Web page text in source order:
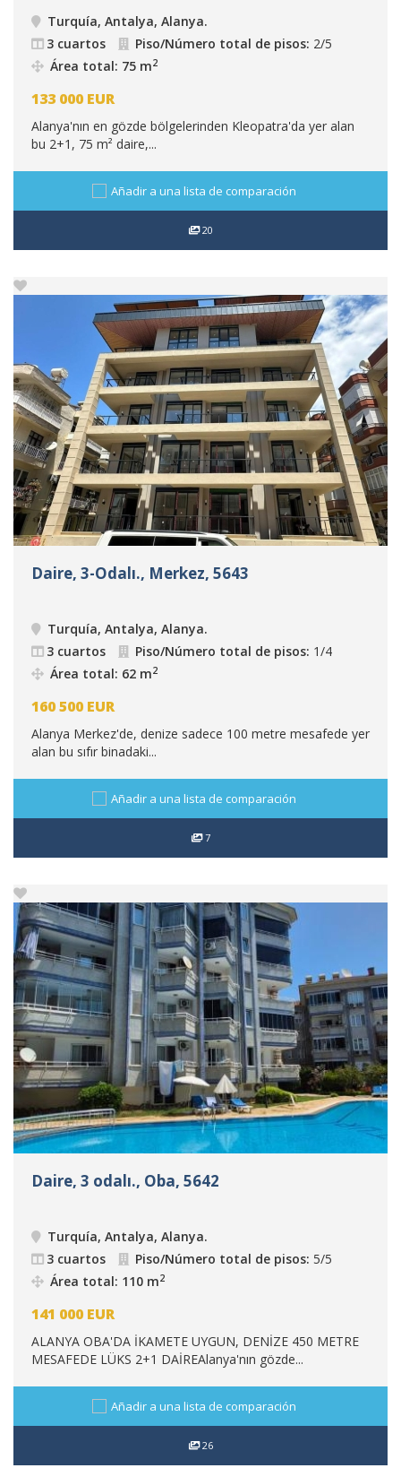
Turquía, Antalya, Alanya.
3 cuartos
Piso/Número total de pisos: 2/5
Área total: 75 m2
133 000 EUR
Alanya'nın en gözde bölgelerinden Kleopatra'da yer alan
bu 2+1, 75 m² daire,...
Añadir a una lista de comparación
20
Daire, 3-Odalı., Merkez, 5643
Turquía, Antalya, Alanya.
3 cuartos
Piso/Número total de pisos: 1/4
Área total: 62 m2
160 500 EUR
Alanya Merkez'de, denize sadece 100 metre mesafede yer
alan bu sıfır binadaki...
Añadir a una lista de comparación
7
Daire, 3 odalı., Oba, 5642
Turquía, Antalya, Alanya.
3 cuartos
Piso/Número total de pisos: 5/5
Área total: 110 m2
141 000 EUR
ALANYA OBA'DA İKAMETE UYGUN, DENİZE 450 METRE
MESAFEDE LÜKS 2+1 DAİREAlanya'nın gözde...
Añadir a una lista de comparación
26